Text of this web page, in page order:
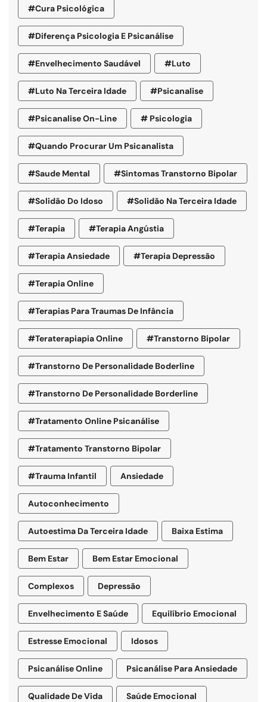
#cura Psicológica
#diferença Psicologia E Psicanálise
#envelhecimento Saudável #luto
#luto Na Terceira Idade #psicanalise
#psicanalise On-Line # Psicologia
#quando Procurar Um Psicanalista
#saude Mental #sintomas Transtorno Bipolar
#solidão Do Idoso #Solidão Na Terceira Idade
#terapia #terapia Angústia
#terapia Ansiedade #terapia Depressão
#terapia Online
#terapias Para Traumas De Infância
#teraterapiapia Online #transtorno Bipolar
#transtorno De Personalidade Boderline
#Transtorno De Personalidade Borderline
#tratamento Online Psicanálise
#tratamento Transtorno Bipolar
#trauma Infantil Ansiedade
Autoconhecimento
Autoestima Da Terceira Idade Baixa Estima
Bem Estar Bem Estar Emocional
Complexos Depressão
Envelhecimento E Saúde Equilíbrio Emocional
Estresse Emocional Idosos
Psicanálise Online Psicanálise Para Ansiedade
Qualidade De Vida Saúde Emocional